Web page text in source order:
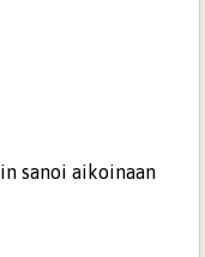
sanoi aikoinaan